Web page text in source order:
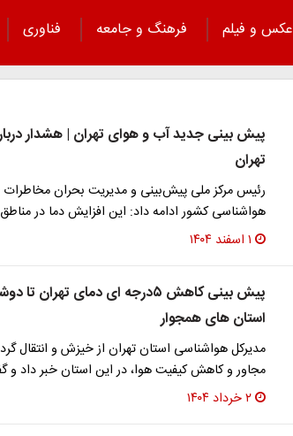
عکس و فیلم فرهنگ و جامعه
فناوری
پیش بینی جدید آب و هوای تهران | هشدار
تهران
رئیس مرکز ملی پیش‌بینی و مدیریت بحران
هواشناسی کشور ادامه داد: این افزایش دما در
۱ اسفند ۱۴۰۴
پیش بینی کاهش ۵درجه ای دمای
استان های همجوار
مدیرکل هواشناسی استان تهران از خیزش و انتقال
مجاور و کاهش کیفیت هوا، در این استان خبر داد
۲ خرداد ۱۴۰۴